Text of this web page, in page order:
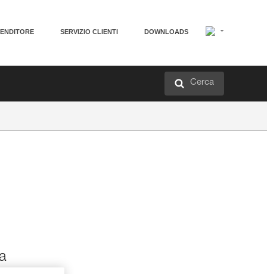
SERVIZIO CLIENTI DOWNLOADS
Cerca